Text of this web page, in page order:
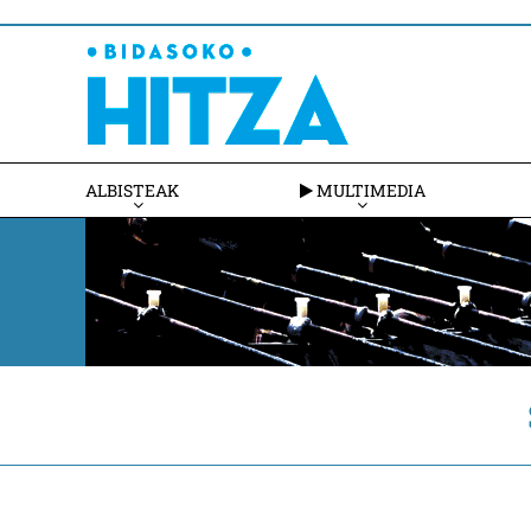
ALBISTEAK MULTIMEDIA